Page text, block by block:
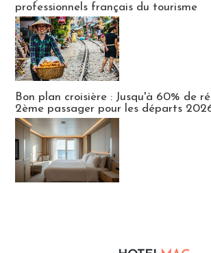
professionnels français du tourisme
Bon plan croisière : Jusqu'à 60% de
2ème passager pour les départs